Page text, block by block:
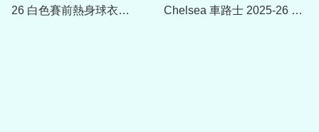
26 白色賽前熱身球衣
Chelsea 車路士 2025-26 藍